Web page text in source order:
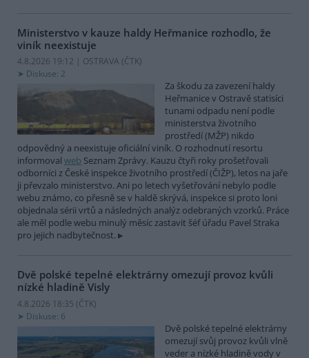
Ministerstvo v kauze haldy Heřmanice rozhodlo, že
viník neexistuje
4.8.2026 19:12 | OSTRAVA (ČTK)
Diskuse: 2
Za škodu za zavezení haldy
Heřmanice v Ostravě statisíci
tunami odpadu není podle
ministerstva životního
prostředí (MŽP) nikdo
odpovědný a neexistuje oficiální viník. O rozhodnutí resortu
informoval web Seznam Zprávy. Kauzu čtyři roky prošetřovali
odborníci z České inspekce životního prostředí (ČIŽP), letos na jaře
ji převzalo ministerstvo. Ani po letech vyšetřování nebylo podle
webu známo, co přesně se v haldě skrývá, inspekce si proto loni
objednala sérii vrtů a následných analýz odebraných vzorků. Práce
ale měl podle webu minulý měsíc zastavit šéf úřadu Pavel Straka
pro jejich nadbytečnost.
Dvě polské tepelné elektrárny omezují provoz kvůli
nízké hladině Visly
4.8.2026 18:35 (ČTK)
Diskuse: 6
Dvě polské tepelné elektrárny
omezují svůj provoz kvůli vlně
veder a nízké hladině vody v